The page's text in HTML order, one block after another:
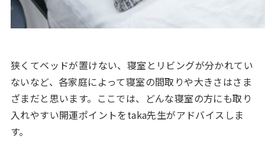
狭くてベッドが置けない、寝室とリビングが分かれてい
ないなど、各家庭によって寝室の間取りや大きさはさま
ざまだと思います。ここでは、どんな寝室の方にも取り
入れやすい開運ポイントをtaka先生がアドバイスしま
す。